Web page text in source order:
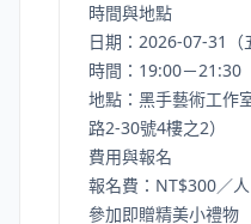
時間與地點
日期：2026-07-31（
時間：19:00－21:30
地點：黑手藝術工作
路2-30號4樓之2）
費用與報名
報名費：NT$300／人
參加即贈精美小禮物